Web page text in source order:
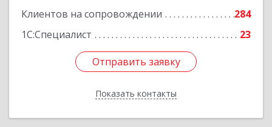
Клиентов на сопровождении
284
1С:Специалист
23
Отправить заявку
Показать контакты
Отправить заявку
Назад